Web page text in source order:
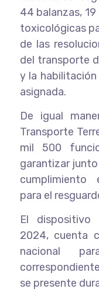
44 balanzas,
toxicológicas
de las
del transporte
y la
asignada.
De igual
Transporte
mil 500
garantizar
cumplimiento
para el
El dispositivo
2024, cuenta
nacional
se presente